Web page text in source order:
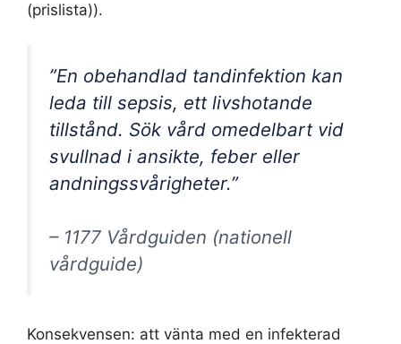
(prislista)).
”En obehandlad tandinfektion kan
leda till sepsis, ett livshotande
tillstånd. Sök vård omedelbart vid
svullnad i ansikte, feber eller
andningssvårigheter.”
– 1177 Vårdguiden (nationell
vårdguide)
Konsekvensen: att vänta med en infekterad